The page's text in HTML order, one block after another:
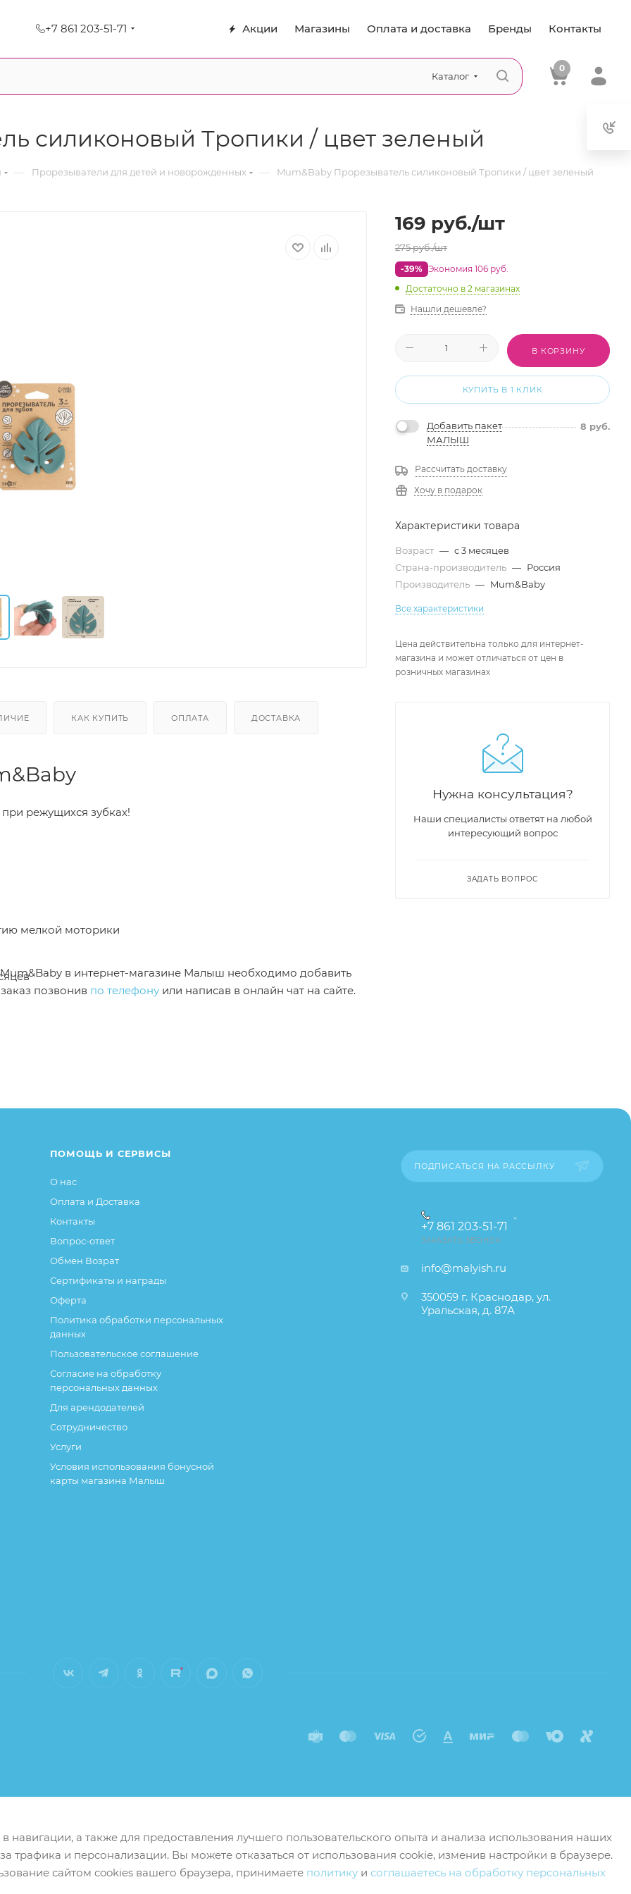
+7 861 203-51-71 Акции Магазины Оплата и доставка Бренды Контакты
Каталог
0
силиконовый Тропики / цвет зеленый
— Прорезыватели для детей и новорожденных — Mum&Baby Прорезыватель силиконовый Тропики / цвет зеленый
КАК КУПИТЬ ОПЛАТА ДОСТАВКА
режущихся зубках!
мелкой моторики
в интернет-магазине Малыш необходимо добавить
позвонив по телефону или написав в онлайн чат на сайте.
169 руб./шт
275руб./шт
-39% Экономия 106 руб.
Достаточно в 2 магазинах
Нашли дешевле?
В КОРЗИНУ
КУПИТЬ В 1 КЛИК
Добавить пакет
МАЛЫШ
8 руб.
Рассчитать доставку
Хочу в подарок
Характеристики товара
Возраст — с 3 месяцев
Страна-производитель — Россия
Производитель — Mum&Baby
Все характеристики
Цена действительна только для интернет-
магазина и может отличаться от цен в
розничных магазинах
Нужна консультация?
Наши специалисты ответят на любой
интересующий вопрос
ЗАДАТЬ ВОПРОС
ПОМОЩЬ И СЕРВИСЫ
О нас
Оплата и Доставка
Контакты
Вопрос-ответ
Обмен Возрат
Сертификаты и награды
Оферта
Политика обработки персональных
данных
Пользовательское соглашение
Согласие на обработку
персональных данных
Для арендодателей
Сотрудничество
Услуги
Условия использования бонусной
карты магазина Малыш
ПОДПИСАТЬСЯ НА РАССЫЛКУ
+7 861 203-51-71
ЗАКАЗАТЬ ЗВОНОК
info@malyish.ru
350059 г. Краснодар, ул.
Уральская, д. 87А
навигации, а также для предоставления лучшего пользовательского опыта и анализа использования наших
трафика и персонализации. Вы можете отказаться от использования cookie, изменив настройки в браузере.
сайтом cookies вашего браузера, принимаете политику и соглашаетесь на обработку персональных